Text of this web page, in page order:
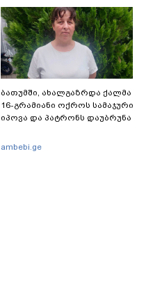
ავრცელებს
ბათუმში, ახალგაზრდა ქალმა
16-გრამიანი ოქროს სამაჯური
იპოვა და პატრონს დაუბრუნა
ambebi.ge